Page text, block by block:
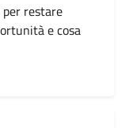
restare
e cosa